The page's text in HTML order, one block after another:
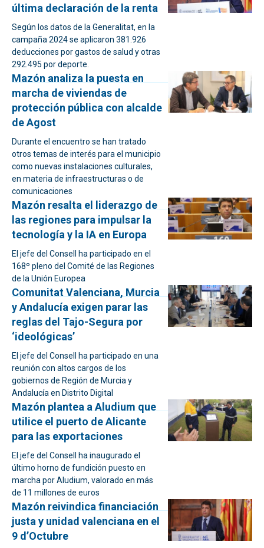
última declaración de la renta
Según los datos de la Generalitat, en la
campaña 2024 se aplicaron 381.926
deducciones por gastos de salud y otras
292.495 por deporte.
Mazón analiza la puesta en
marcha de viviendas de
protección pública con alcalde
de Agost
Durante el encuentro se han tratado
otros temas de interés para el municipio
como nuevas instalaciones culturales,
en materia de infraestructuras o de
comunicaciones
Mazón resalta el liderazgo de
las regiones para impulsar la
tecnología y la IA en Europa
El jefe del Consell ha participado en el
168º pleno del Comité de las Regiones
de la Unión Europea
Comunitat Valenciana, Murcia
y Andalucía exigen parar las
reglas del Tajo-Segura por
‘ideológicas’
El jefe del Consell ha participado en una
reunión con altos cargos de los
gobiernos de Región de Murcia y
Andalucía en Distrito Digital
Mazón plantea a Aludium que
utilice el puerto de Alicante
para las exportaciones
El jefe del Consell ha inaugurado el
último horno de fundición puesto en
marcha por Aludium, valorado en más
de 11 millones de euros
Mazón reivindica financiación
justa y unidad valenciana en el
9 d’Octubre